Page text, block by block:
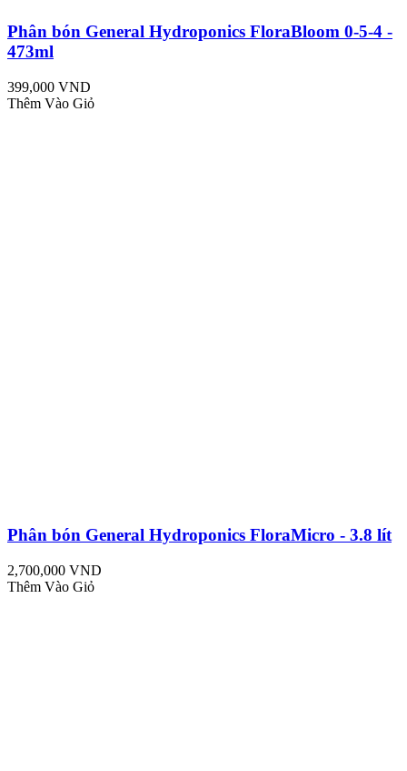
Phân bón General Hydroponics FloraBloom 0-5-4 -
473ml
399,000 VND
Thêm Vào Giỏ
Phân bón General Hydroponics FloraMicro - 3.8 lít
2,700,000 VND
Thêm Vào Giỏ